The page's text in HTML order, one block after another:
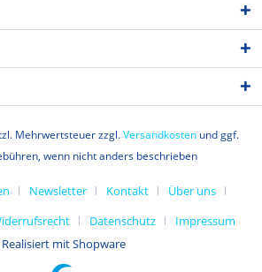
Mehrwertsteuer zzgl.Versandkosten und ggf.
wenn nicht anders beschrieben
Newsletter Kontakt
Über uns
Datenschutz
Impressum
Realisiert mit Shopware